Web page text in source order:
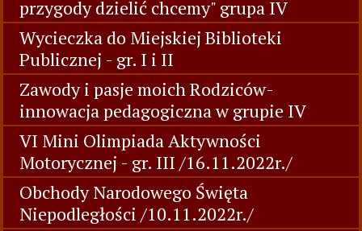
przygody dzielić chcemy" grupa IV
Wycieczka do Miejskiej Biblioteki
Publicznej - gr. I i II
Zawody i pasje moich Rodziców-
innowacja pedagogiczna w grupie IV
VI Mini Olimpiada Aktywności
Motorycznej - gr. III /16.11.2022r./
Obchody Narodowego Święta
Niepodległości /10.11.2022r./